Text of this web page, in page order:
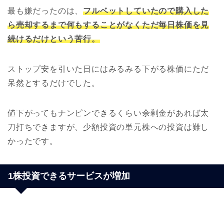
最も嫌だったのは、フルベットしていたので購入した
ら売却するまで何もすることがなくただ毎日株価を見
続けるだけという苦行。
ストップ安を引いた日にはみるみる下がる株価にただ
呆然とするだけでした。
値下がってもナンピンできるくらい余剰金があれば太
刀打ちできますが、少額投資の単元株への投資は難し
かったです。
1株投資できるサービスが増加